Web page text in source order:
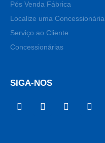
Pós Venda Fábrica
Localize uma Concessionária
Serviço ao Cliente
Concessionárias
SIGA-NOS